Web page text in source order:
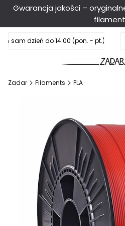
Gwarancja jakości –
sam dzień do 14:00 (pon. - pt.),
Zadar Filaments PLA